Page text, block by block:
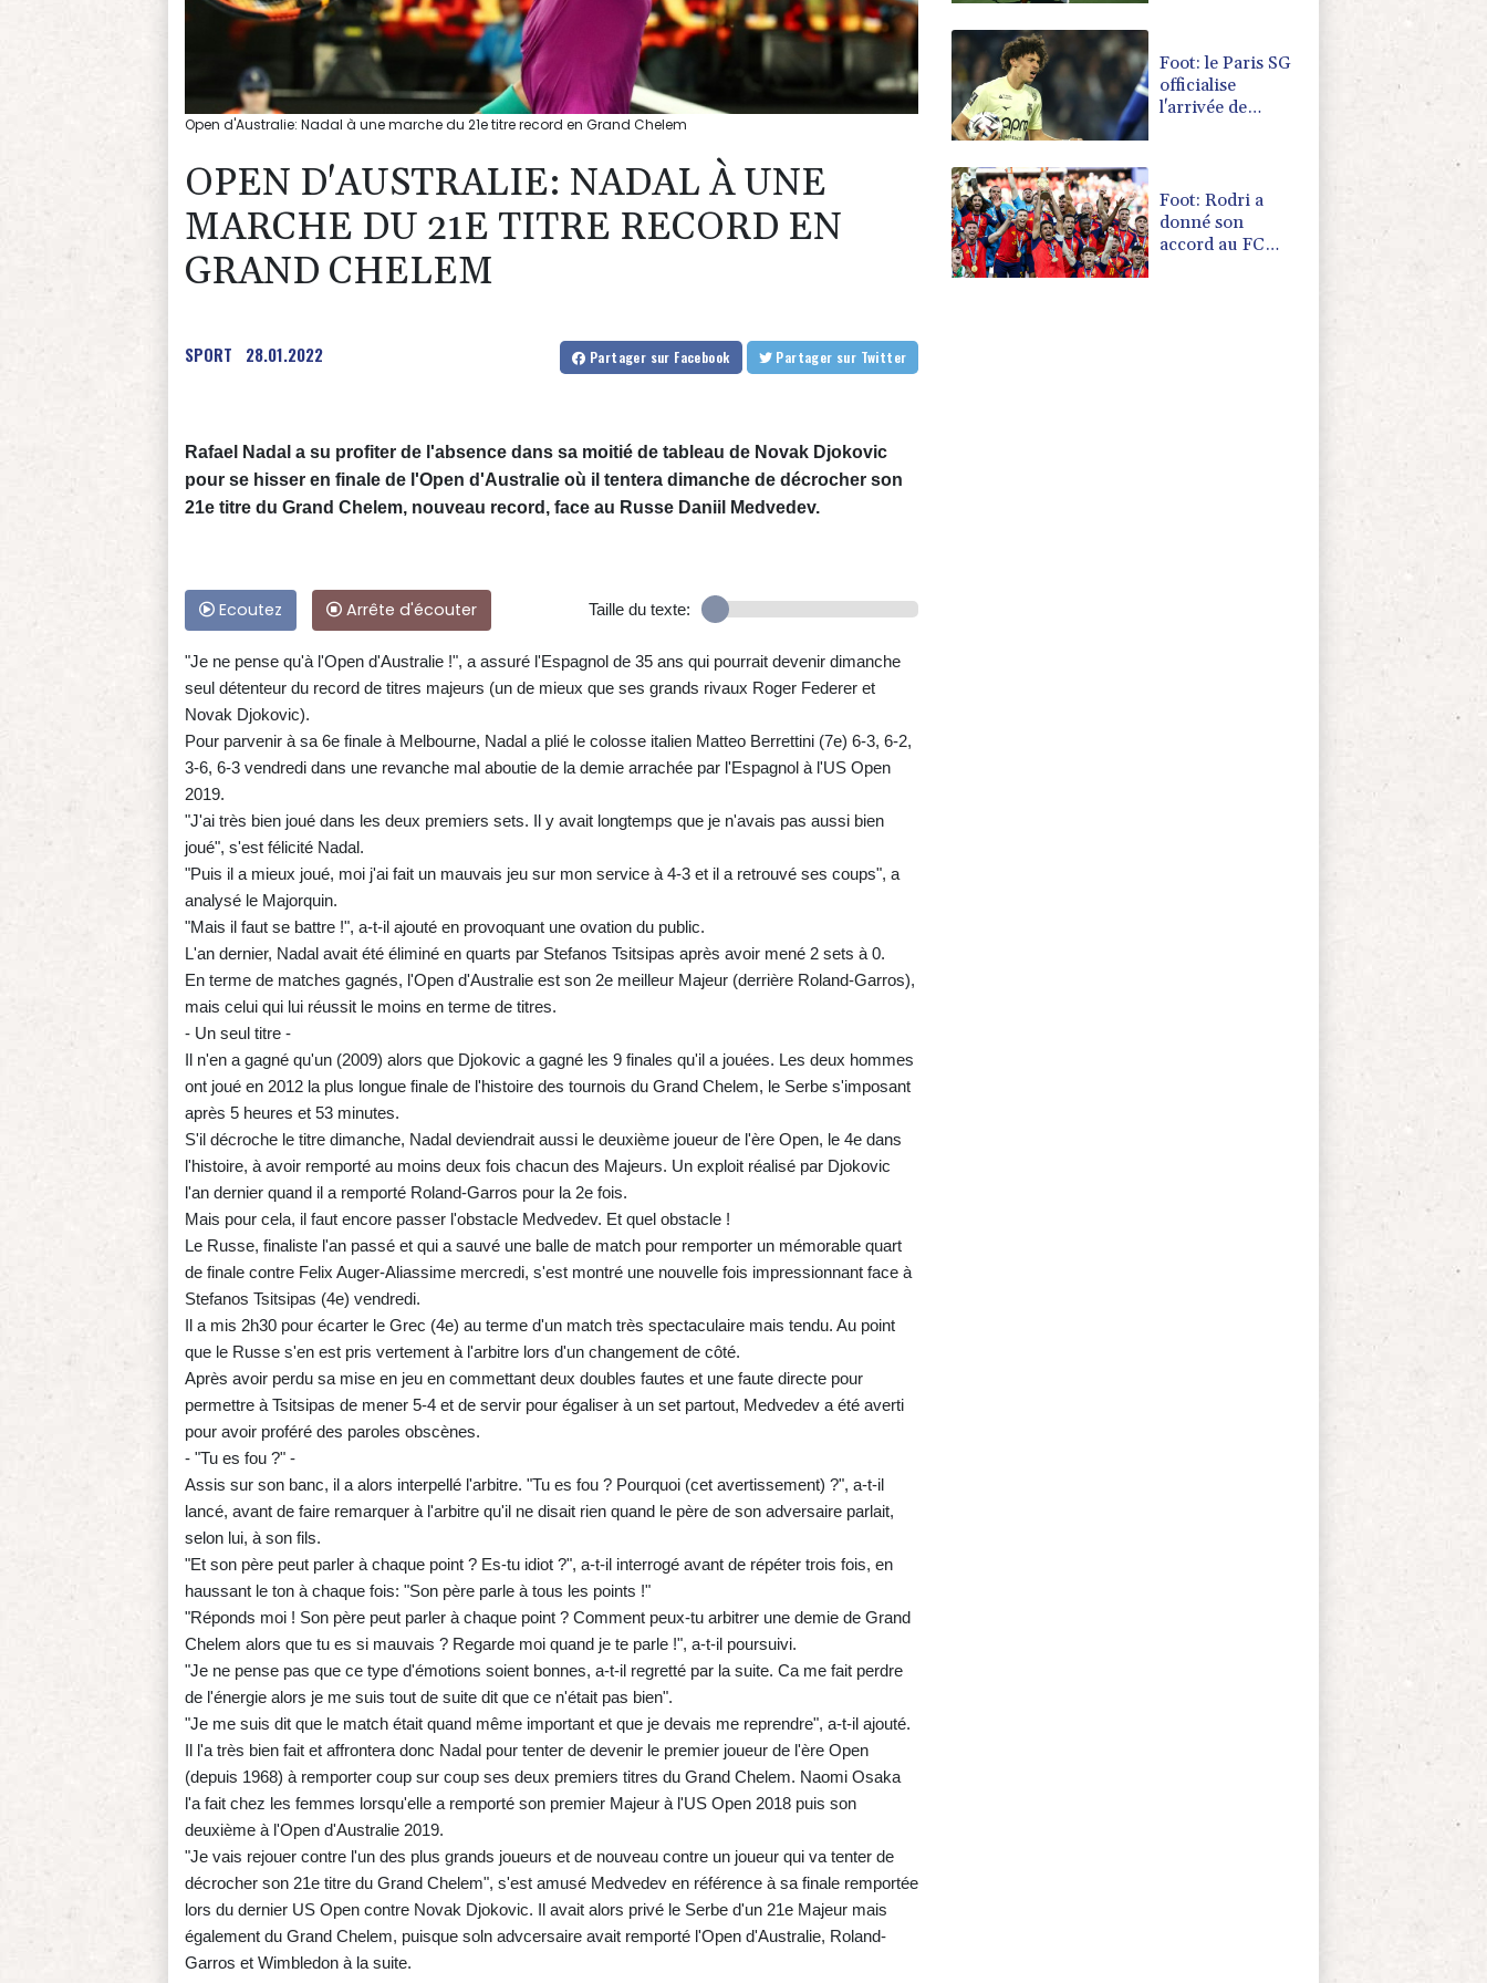
Open d'Australie: Nadal à une marche du 21e titre record en Grand Chelem
OPEN D'AUSTRALIE: NADAL À UNE
MARCHE DU 21E TITRE RECORD EN
GRAND CHELEM
SPORT 28.01.2022 Partager sur Facebook Partager sur Twitter
Rafael Nadal a su profiter de l'absence dans sa moitié de tableau de Novak Djokovic
pour se hisser en finale de l'Open d'Australie où il tentera dimanche de décrocher son
21e titre du Grand Chelem, nouveau record, face au Russe Daniil Medvedev.
Ecoutez Arrête d'écouter Taille du texte:
"Je ne pense qu'à l'Open d'Australie !", a assuré l'Espagnol de 35 ans qui pourrait devenir dimanche
seul détenteur du record de titres majeurs (un de mieux que ses grands rivaux Roger Federer et
Novak Djokovic).
Pour parvenir à sa 6e finale à Melbourne, Nadal a plié le colosse italien Matteo Berrettini (7e) 6-3, 6-2,
3-6, 6-3 vendredi dans une revanche mal aboutie de la demie arrachée par l'Espagnol à l'US Open
2019.
"J'ai très bien joué dans les deux premiers sets. Il y avait longtemps que je n'avais pas aussi bien
joué", s'est félicité Nadal.
"Puis il a mieux joué, moi j'ai fait un mauvais jeu sur mon service à 4-3 et il a retrouvé ses coups", a
analysé le Majorquin.
"Mais il faut se battre !", a-t-il ajouté en provoquant une ovation du public.
L'an dernier, Nadal avait été éliminé en quarts par Stefanos Tsitsipas après avoir mené 2 sets à 0.
En terme de matches gagnés, l'Open d'Australie est son 2e meilleur Majeur (derrière Roland-Garros),
mais celui qui lui réussit le moins en terme de titres.
- Un seul titre -
Il n'en a gagné qu'un (2009) alors que Djokovic a gagné les 9 finales qu'il a jouées. Les deux hommes
ont joué en 2012 la plus longue finale de l'histoire des tournois du Grand Chelem, le Serbe s'imposant
après 5 heures et 53 minutes.
S'il décroche le titre dimanche, Nadal deviendrait aussi le deuxième joueur de l'ère Open, le 4e dans
l'histoire, à avoir remporté au moins deux fois chacun des Majeurs. Un exploit réalisé par Djokovic
l'an dernier quand il a remporté Roland-Garros pour la 2e fois.
Mais pour cela, il faut encore passer l'obstacle Medvedev. Et quel obstacle !
Le Russe, finaliste l'an passé et qui a sauvé une balle de match pour remporter un mémorable quart
de finale contre Felix Auger-Aliassime mercredi, s'est montré une nouvelle fois impressionnant face à
Stefanos Tsitsipas (4e) vendredi.
Il a mis 2h30 pour écarter le Grec (4e) au terme d'un match très spectaculaire mais tendu. Au point
que le Russe s'en est pris vertement à l'arbitre lors d'un changement de côté.
Après avoir perdu sa mise en jeu en commettant deux doubles fautes et une faute directe pour
permettre à Tsitsipas de mener 5-4 et de servir pour égaliser à un set partout, Medvedev a été averti
pour avoir proféré des paroles obscènes.
- "Tu es fou ?" -
Assis sur son banc, il a alors interpellé l'arbitre. "Tu es fou ? Pourquoi (cet avertissement) ?", a-t-il
lancé, avant de faire remarquer à l'arbitre qu'il ne disait rien quand le père de son adversaire parlait,
selon lui, à son fils.
"Et son père peut parler à chaque point ? Es-tu idiot ?", a-t-il interrogé avant de répéter trois fois, en
haussant le ton à chaque fois: "Son père parle à tous les points !"
"Réponds moi ! Son père peut parler à chaque point ? Comment peux-tu arbitrer une demie de Grand
Chelem alors que tu es si mauvais ? Regarde moi quand je te parle !", a-t-il poursuivi.
"Je ne pense pas que ce type d'émotions soient bonnes, a-t-il regretté par la suite. Ca me fait perdre
de l'énergie alors je me suis tout de suite dit que ce n'était pas bien".
"Je me suis dit que le match était quand même important et que je devais me reprendre", a-t-il ajouté.
Il l'a très bien fait et affrontera donc Nadal pour tenter de devenir le premier joueur de l'ère Open
(depuis 1968) à remporter coup sur coup ses deux premiers titres du Grand Chelem. Naomi Osaka
l'a fait chez les femmes lorsqu'elle a remporté son premier Majeur à l'US Open 2018 puis son
deuxième à l'Open d'Australie 2019.
"Je vais rejouer contre l'un des plus grands joueurs et de nouveau contre un joueur qui va tenter de
décrocher son 21e titre du Grand Chelem", s'est amusé Medvedev en référence à sa finale remportée
lors du dernier US Open contre Novak Djokovic. Il avait alors privé le Serbe d'un 21e Majeur mais
également du Grand Chelem, puisque soln advcersaire avait remporté l'Open d'Australie, Roland-
Garros et Wimbledon à la suite.
Foot: le Paris SG
officialise
l'arrivée de
Monaco
Foot: Rodri a
donné son
accord au FC